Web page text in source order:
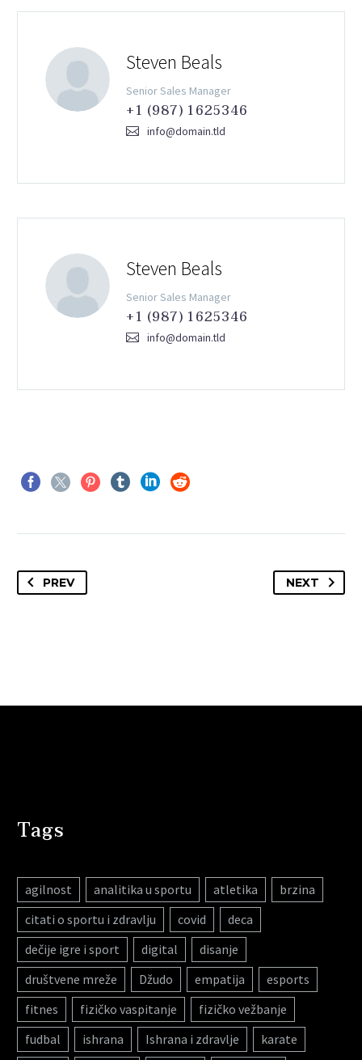
Steven Beals
Senior Sales Manager
+1 (987) 1625346
info@domain.tld
Steven Beals
Senior Sales Manager
+1 (987) 1625346
info@domain.tld
PREV NEXT
Tags
agilnost analitika u sportu atletika
brzina
citati o sportu i zdravlju
covid
deca
dečije igre i sport
digital
disanje
društvene mreže
Džudo empatija
esports
fitnes
fizičko vaspitanje
fizičko vežbanje
fudbal
ishrana Ishrana i zdravlje
karate